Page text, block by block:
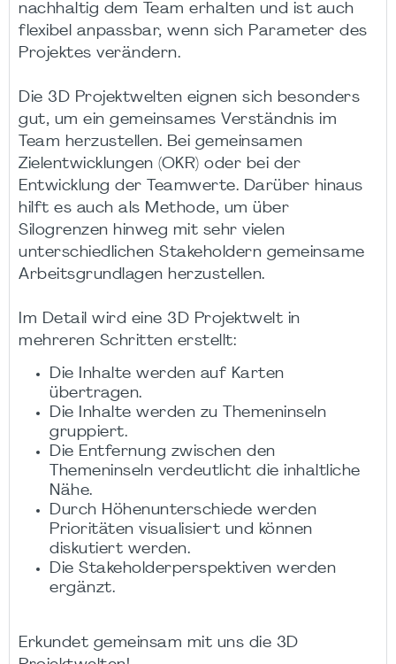
nachhaltig dem Team erhalten und ist auch
flexibel anpassbar, wenn sich Parameter des
Projektes verändern.
Die 3D Projektwelten eignen sich besonders
gut, um ein gemeinsames Verständnis im
Team herzustellen. Bei gemeinsamen
Zielentwicklungen (OKR) oder bei der
Entwicklung der Teamwerte. Darüber hinaus
hilft es auch als Methode, um über
Silogrenzen hinweg mit sehr vielen
unterschiedlichen Stakeholdern gemeinsame
Arbeitsgrundlagen herzustellen.
Im Detail wird eine 3D Projektwelt in
mehreren Schritten erstellt:
Die Inhalte werden auf Karten
übertragen.
Die Inhalte werden zu Themeninseln
gruppiert.
Die Entfernung zwischen den
Themeninseln verdeutlicht die inhaltliche
Nähe.
Durch Höhenunterschiede werden
Prioritäten visualisiert und können
diskutiert werden.
Die Stakeholderperspektiven werden
ergänzt.
Erkundet gemeinsam mit uns die 3D